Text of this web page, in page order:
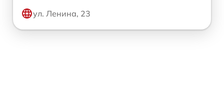
ул. Ленина, 23